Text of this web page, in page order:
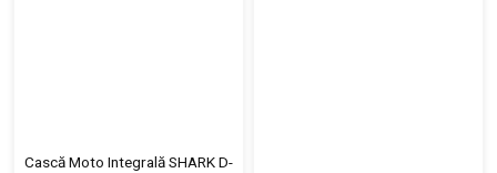
Cască Moto Integrală SHARK D-